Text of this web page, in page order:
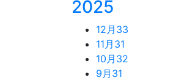
2025
12月 33
11月 31
10月 32
9月 31